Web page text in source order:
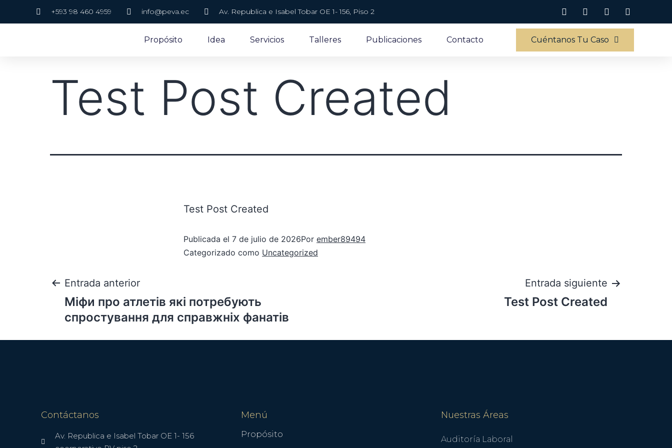
+593 98 460 4959 info@peva.ec Av. Republica e Isabel Tobar OE 1- 156, Piso 2
Propósito Idea Servicios Talleres Publicaciones Contacto Cuéntanos Tu Caso
Test Post Created
Test Post Created
Publicada el 7 de julio de 2026Por ember89494
Categorizado como Uncategorized
Entrada anterior
Міфи про атлетів які потребують
спростування для справжніх фанатів
Entrada siguiente
Test Post Created
Contáctanos
Av. Republica e Isabel Tobar OE 1- 156
Menú
Propósito
Nuestras Áreas
Auditoría Laboral